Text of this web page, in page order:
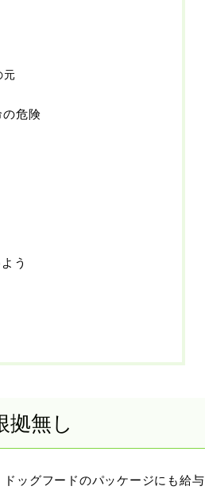
元
危険
う
拠無し
ッグフードのパッケージにも給与